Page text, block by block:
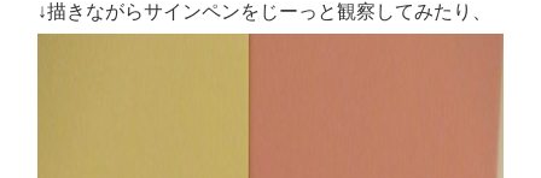
↓描きながらサインペンをじーっと観察してみたり、